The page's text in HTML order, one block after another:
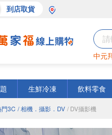
到店取貨
中元
生鮮冷凍 飲料零食
門3C / 相機．攝影．DV / DV攝影機